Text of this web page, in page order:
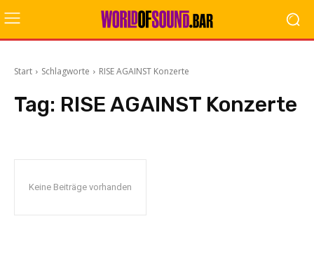
Start Schlagworte RISE AGAINST Konzerte
Tag: RISE AGAINST Konzerte
Keine Beiträge vorhanden